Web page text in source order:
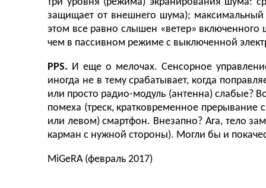
защищает от внешнего шума);
этом все равно слышен «ветер»
чем в пассивном режиме с выключенной
PPS. И еще о мелочах. Сенсорное
иногда не в тему срабатывает, когда
или просто радио-модуль (антенна) слабые?
помеха (треск, кратковременное
или левом) смартфон. Внезапно? Ага, тело
карман с нужной стороны). Могли бы и
MiGeRA (февраль 2017)